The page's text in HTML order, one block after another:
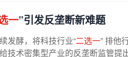
一”引发反垄断新难题
发酵，将科技行业“二选一” 排他
技术密集型产业的反垄断监管提